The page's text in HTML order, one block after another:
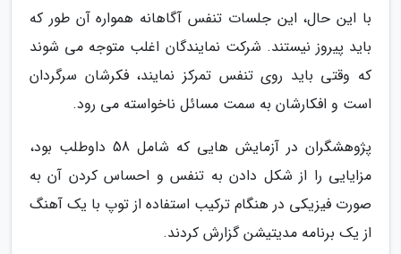
با این حال، این جلسات تنفس آگاهانه همواره آن طور که
باید پیروز نیستند. شرکت نمایندگان اغلب متوجه می شوند
که وقتی باید روی تنفس تمرکز نمایند، فکرشان سرگردان
است و افکارشان به سمت مسائل ناخواسته می رود.
پژوهشگران در آزمایش هایی که شامل 58 داوطلب بود،
مزایایی را از شکل دادن به تنفس و احساس کردن آن به
صورت فیزیکی در هنگام ترکیب استفاده از توپ با یک آهنگ
از یک برنامه مدیتیشن گزارش کردند.